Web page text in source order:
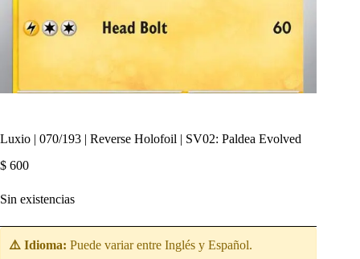
Luxio | 070/193 | Reverse Holofoil | SV02: Paldea Evolved
$ 600
Sin existencias
⚠️ Idioma: Puede variar entre Inglés y Español.